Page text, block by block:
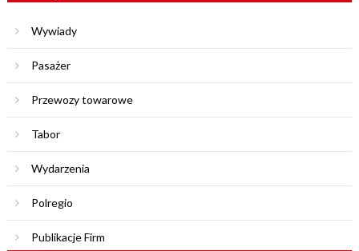
Wywiady
Pasażer
Przewozy towarowe
Tabor
Wydarzenia
Polregio
Publikacje Firm